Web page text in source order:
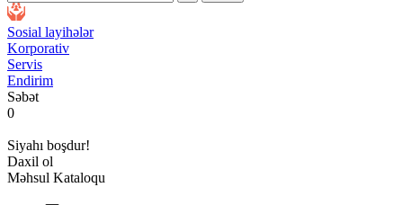
Sosial layihələr
Korporativ
Servis
Endirim
Səbət
0
Siyahı boşdur!
Daxil ol
Məhsul Kataloqu